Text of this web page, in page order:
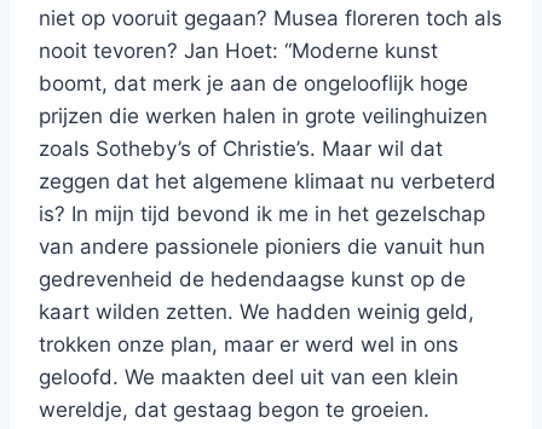
niet op vooruit gegaan? Musea floreren toch als
nooit tevoren? Jan Hoet: “Moderne kunst
boomt, dat merk je aan de ongelooflijk hoge
prijzen die werken halen in grote veilinghuizen
zoals Sotheby’s of Christie’s. Maar wil dat
zeggen dat het algemene klimaat nu verbeterd
is? In mijn tijd bevond ik me in het gezelschap
van andere passionele pioniers die vanuit hun
gedrevenheid de hedendaagse kunst op de
kaart wilden zetten. We hadden weinig geld,
trokken onze plan, maar er werd wel in ons
geloofd. We maakten deel uit van een klein
wereldje, dat gestaag begon te groeien.